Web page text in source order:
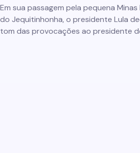
Em sua passagem pela pequena Minas
do Jequitinhonha, o presidente Lula
tom das provocações ao presidente